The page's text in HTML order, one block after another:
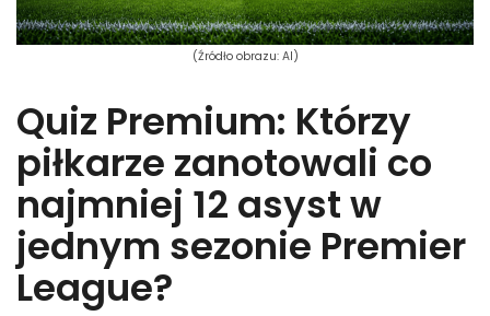
(Źródło obrazu: AI)
Quiz Premium: Którzy
piłkarze zanotowali co
najmniej 12 asyst w
jednym sezonie Premier
League?